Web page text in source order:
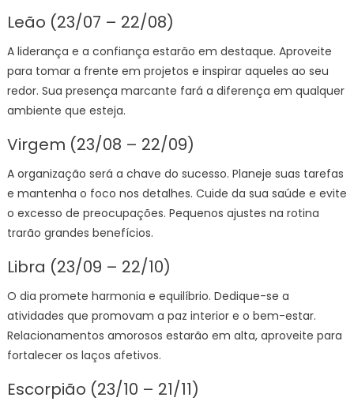
Leão (23/07 – 22/08)
A liderança e a confiança estarão em destaque. Aproveite
para tomar a frente em projetos e inspirar aqueles ao seu
redor. Sua presença marcante fará a diferença em qualquer
ambiente que esteja.
Virgem (23/08 – 22/09)
A organização será a chave do sucesso. Planeje suas tarefas
e mantenha o foco nos detalhes. Cuide da sua saúde e evite
o excesso de preocupações. Pequenos ajustes na rotina
trarão grandes benefícios.
Libra (23/09 – 22/10)
O dia promete harmonia e equilíbrio. Dedique-se a
atividades que promovam a paz interior e o bem-estar.
Relacionamentos amorosos estarão em alta, aproveite para
fortalecer os laços afetivos.
Escorpião (23/10 – 21/11)